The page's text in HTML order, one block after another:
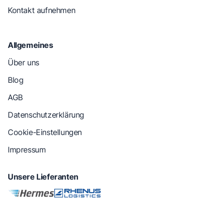
Kontakt aufnehmen
Allgemeines
Über uns
Blog
AGB
Datenschutzerklärung
Cookie-Einstellungen
Impressum
Unsere Lieferanten